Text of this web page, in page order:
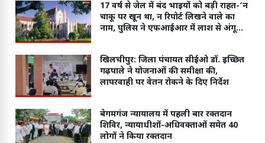
17 वर्ष से जेल में बंद भाइयों को बड़ी राहत-‘न
चाकू पर खून था, न रिपोर्ट लिखने वाले का
नाम, पुलिस ने एफआईआर में लाश से अंगूठा
खिलचीपुर: जिला पंचायत सीईओ डॉ. इच्छित
गढ़पाले ने योजनाओं की समीक्षा की,
लापरवाही पर वेतन रोकने के दिए निर्देश
बेगमगंज न्यायालय में पहली बार रक्तदान
शिविर, न्यायाधीशों-अधिवक्ताओं समेत 40
लोगों ने किया रक्तदान